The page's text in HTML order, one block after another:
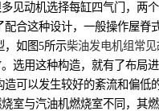
动机选择每缸四气门，两个
配合这种设计，一般操作屋脊
，如图5所示柴油发电机组常见
选用这种构造，就有了布局
造可以发生较好的紊流和偏低
与汽油机燃烧室不同，其燃